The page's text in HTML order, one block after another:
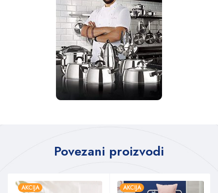
Povezani proizvodi
AKCIJA AKCIJA